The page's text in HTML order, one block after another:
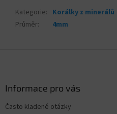
Kategorie: Korálky z minerálů
Průměr: 4mm
Informace pro vás
Často kladené otázky